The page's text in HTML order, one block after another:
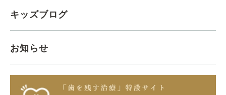
キッズブログ
お知らせ